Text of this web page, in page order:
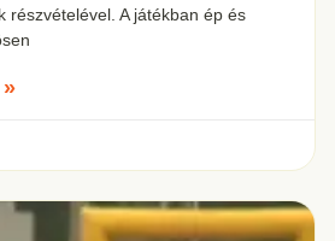
részvételével. A játékban ép és